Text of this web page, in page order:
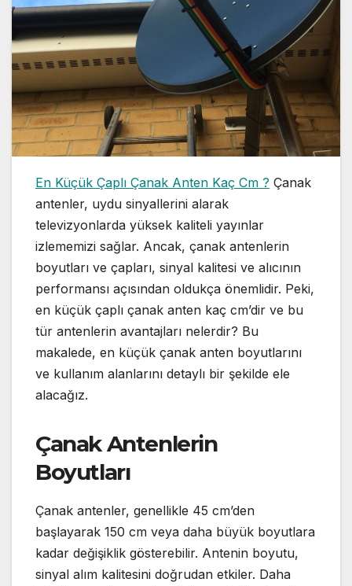
En Küçük Çaplı Çanak Anten Kaç Cm ? Çanak
antenler, uydu sinyallerini alarak
televizyonlarda yüksek kaliteli yayınlar
izlememizi sağlar. Ancak, çanak antenlerin
boyutları ve çapları, sinyal kalitesi ve alıcının
performansı açısından oldukça önemlidir. Peki,
en küçük çaplı çanak anten kaç cm’dir ve bu
tür antenlerin avantajları nelerdir? Bu
makalede, en küçük çanak anten boyutlarını
ve kullanım alanlarını detaylı bir şekilde ele
alacağız.
Çanak Antenlerin
Boyutları
Çanak antenler, genellikle 45 cm’den
başlayarak 150 cm veya daha büyük boyutlara
kadar değişiklik gösterebilir. Antenin boyutu,
sinyal alım kalitesini doğrudan etkiler. Daha